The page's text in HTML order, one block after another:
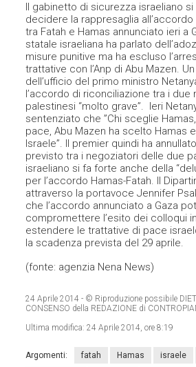
Il gabinetto di sicurezza israeliano
decidere la rappresaglia
tra Fatah e Hamas annunciato ieri a
statale israeliana ha parlato
misure punitive ma ha escluso
trattative con l’Anp di Abu Mazen.
dell’ufficio del primo ministro
l’accordo di riconciliazione tra i due
palestinesi “molto grave”. Ieri
sentenziato che ”Chi sceglie
pace, Abu Mazen ha scelto Hamas
Israele”. Il premier quindi ha
previsto tra i negoziatori delle due
israeliano si fa forte anche della
per l’accordo Hamas-Fatah. Il
attraverso la portavoce Jennifer
che l’accordo annunciato a Gaza
compromettere l’esito dei colloqui
estendere le trattative di pace
la scadenza prevista del 29 aprile.
(fonte: agenzia Nena News)
24 Aprile 2014 - © Riproduzione possibile
CONSENSO della REDAZIONE di
Ultima modifica:24 Aprile 2014, ore 8:19
Argomenti: fatah Hamas israele